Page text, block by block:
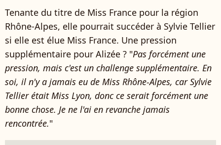
Tenante du titre de Miss France pour la région
Rhône-Alpes, elle pourrait succéder à Sylvie Tellier
si elle est élue Miss France. Une pression
supplémentaire pour Alizée ? "Pas forcément une
pression, mais c'est un challenge supplémentaire. En
soi, il n'y a jamais eu de Miss Rhône-Alpes, car Sylvie
Tellier était Miss Lyon, donc ce serait forcément une
bonne chose. Je ne l'ai en revanche jamais
rencontrée."